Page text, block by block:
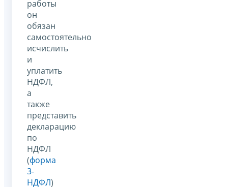
работы
он
обязан
самостоятельно
исчислить
и
уплатить
НДФЛ,
а
также
представить
декларацию
по
НДФЛ
(форма
3-
НДФЛ)